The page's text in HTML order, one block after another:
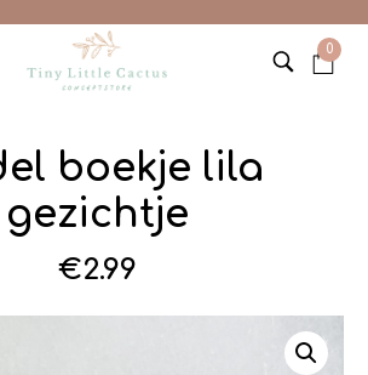
0
boekje lila
gezichtje
€2.99